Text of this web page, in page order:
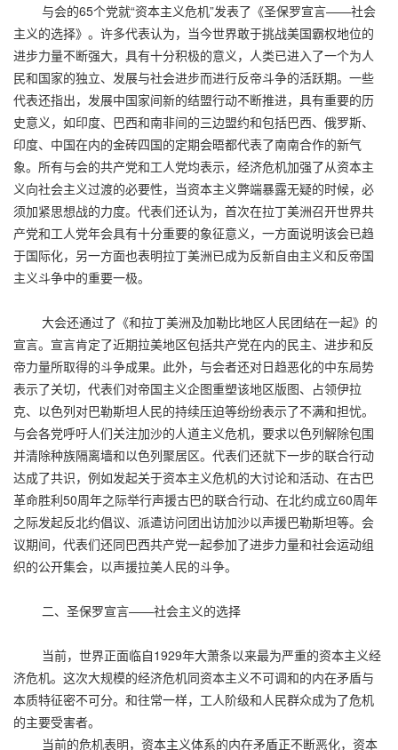
与会的65个党就“资本主义危机”发表了《圣保罗宣言——社会
主义的选择》。许多代表认为，当今世界敢于挑战美国霸权地位的
进步力量不断强大，具有十分积极的意义，人类已进入了一个为人
民和国家的独立、发展与社会进步而进行反帝斗争的活跃期。一些
代表还指出，发展中国家间新的结盟行动不断推进，具有重要的历
史意义，如印度、巴西和南非间的三边盟约和包括巴西、俄罗斯、
印度、中国在内的金砖四国的定期会晤都代表了南南合作的新气
象。所有与会的共产党和工人党均表示，经济危机加强了从资本主
义向社会主义过渡的必要性，当资本主义弊端暴露无疑的时候，必
须加紧思想战的力度。代表们还认为，首次在拉丁美洲召开世界共
产党和工人党年会具有十分重要的象征意义，一方面说明该会已趋
于国际化，另一方面也表明拉丁美洲已成为反新自由主义和反帝国
主义斗争中的重要一极。
大会还通过了《和拉丁美洲及加勒比地区人民团结在一起》的
宣言。宣言肯定了近期拉美地区包括共产党在内的民主、进步和反
帝力量所取得的斗争成果。此外，与会者还对日趋恶化的中东局势
表示了关切，代表们对帝国主义企图重塑该地区版图、占领伊拉
克、以色列对巴勒斯坦人民的持续压迫等纷纷表示了不满和担忧。
与会各党呼吁人们关注加沙的人道主义危机，要求以色列解除包围
并清除种族隔离墙和以色列聚居区。代表们还就下一步的联合行动
达成了共识，例如发起关于资本主义危机的大讨论和活动、在古巴
革命胜利50周年之际举行声援古巴的联合行动、在北约成立60周年
之际发起反北约倡议、派遣访问团出访加沙以声援巴勒斯坦等。会
议期间，代表们还同巴西共产党一起参加了进步力量和社会运动组
织的公开集会，以声援拉美人民的斗争。
二、圣保罗宣言——社会主义的选择
当前，世界正面临自1929年大萧条以来最为严重的资本主义经
济危机。这次大规模的经济危机同资本主义不可调和的内在矛盾与
本质特征密不可分。和往常一样，工人阶级和人民群众成为了危机
的主要受害者。
当前的危机表明，资本主义体系的内在矛盾正不断恶化，资本